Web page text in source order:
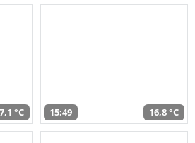
°C 15:49 16,8 °C